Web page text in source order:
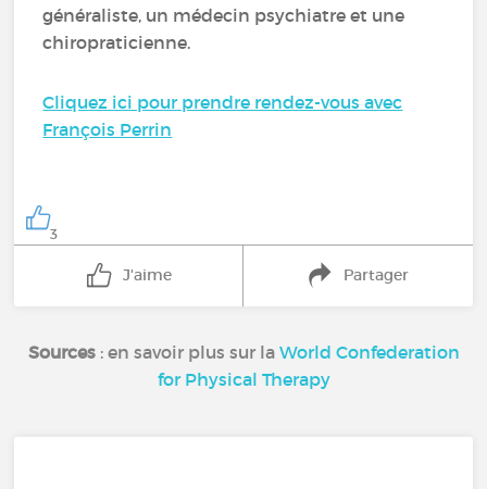
généraliste, un médecin psychiatre et une
chiropraticienne.
Cliquez ici pour prendre rendez-vous avec
François Perrin
3
J'aime Partager
Sources: en savoir plus sur la World Confederation
for Physical Therapy